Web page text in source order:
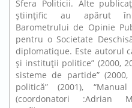
Sfera Politicii. Alte
ştiinţific au apărut
Barometrului de Opinie
pentru o Societate
diplomatique. Este autorul
şi instituţii politice” (2000,
sisteme de partide” (2000,
politică” (2001),
(coordonatori :Adrian